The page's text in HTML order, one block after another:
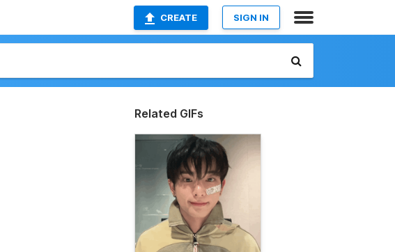
CREATE SIGN IN
Related GIFs